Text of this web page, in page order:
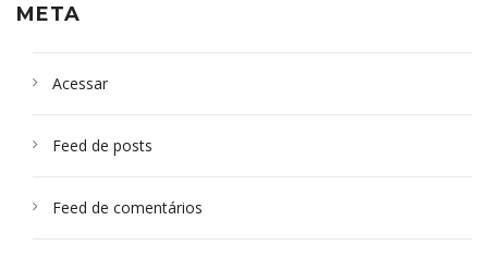
META
Acessar
Feed de posts
Feed de comentários